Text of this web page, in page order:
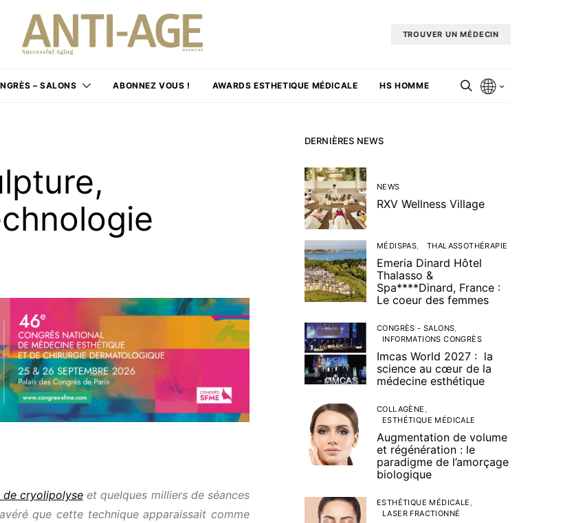
TROUVER UN MÉDECIN
– SALONS ABONNEZ VOUS ! AWARDS ESTHETIQUE MÉDICALE HS HOMME
de cryolipolyseet quelques milliers de séances
que cette technique apparaissait comme
DERNIÈRES NEWS
NEWS
RXV Wellness Village
MÉDISPAS THALASSOTHÉRAPIE
Emeria Dinard Hôtel
Thalasso &
Spa****Dinard, France :
Le coeur des femmes
CONGRÈS - SALONS
INFORMATIONS CONGRÈS
Imcas World 2027 : la
science au cœur de la
médecine esthétique
COLLAGÈNE
ESTHÉTIQUE MÉDICALE
Augmentation de volume
et régénération : le
paradigme de l’amorçage
biologique
ESTHÉTIQUE MÉDICALE
LASER FRACTIONNÉ